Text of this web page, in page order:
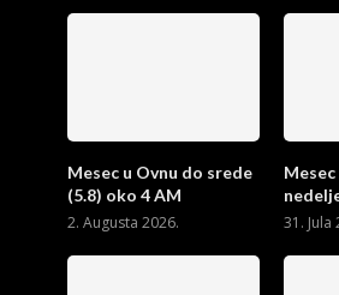
Mesec u Ovnu do srede
(5.8) oko 4 AM
2. Augusta 2026.
Mesec
31. Jula